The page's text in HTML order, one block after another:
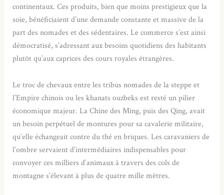
continentaux. Ces produits, bien que moins prestigieux que la
soie, bénéficiaient d’une demande constante et massive de la
part des nomades et des sédentaires. Le commerce s’est ainsi
démocratisé, s’adressant aux besoins quotidiens des habitants
plutôt qu’aux caprices des cours royales étrangères.
Le troc de chevaux entre les tribus nomades de la steppe et
l’Empire chinois ou les khanats ouzbeks est resté un pilier
économique majeur. La Chine des Ming, puis des Qing, avait
un besoin perpétuel de montures pour sa cavalerie militaire,
qu’elle échangeait contre du thé en briques. Les caravaniers de
l’ombre servaient d’intermédiaires indispensables pour
convoyer ces milliers d’animaux à travers des cols de
montagne s’élevant à plus de quatre mille mètres.